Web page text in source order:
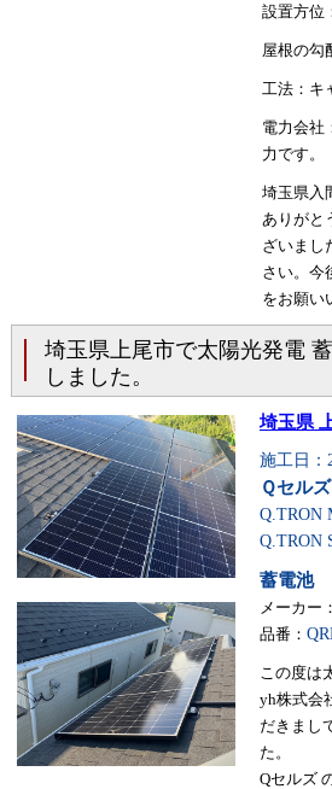
設置方位
屋根の勾
工法：キ
電力会社
力です。
埼玉県入
ありがと
ざいまし
さい。今
をお願い
埼玉県上尾市で太陽光発電
しました。
埼玉県
施工日：
Ｑセルズ
Q.TRON
Q.TRON
蓄電池
メーカー：
品番：
この度は
yh株式会
だきまし
た。
Qセルズ